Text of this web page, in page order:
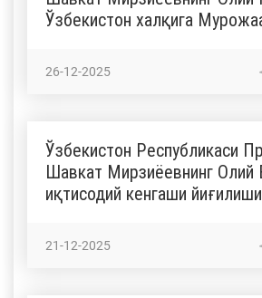
Ўзбекистон халқига
26-12-2025
Ўзбекистон Республикаси
Шавкат Мирзиёевнинг Олий
иқтисодий кенгаши
21-12-2025